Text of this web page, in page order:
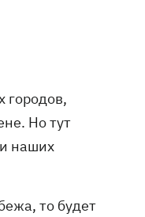
городов,
Но тут
наших
то будет